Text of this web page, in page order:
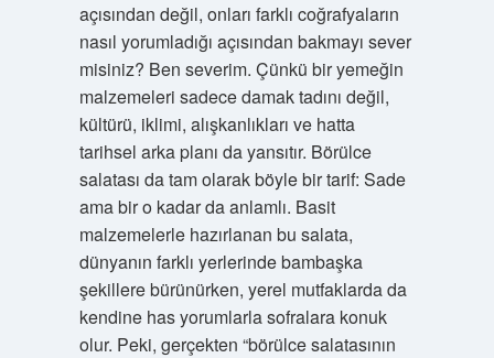
açısından değil, onları farklı coğrafyaların
nasıl yorumladığı açısından bakmayı sever
misiniz? Ben severim. Çünkü bir yemeğin
malzemeleri sadece damak tadını değil,
kültürü, iklimi, alışkanlıkları ve hatta
tarihsel arka planı da yansıtır. Börülce
salatası da tam olarak böyle bir tarif: Sade
ama bir o kadar da anlamlı. Basit
malzemelerle hazırlanan bu salata,
dünyanın farklı yerlerinde bambaşka
şekillere bürünürken, yerel mutfaklarda da
kendine has yorumlarla sofralara konuk
olur. Peki, gerçekten “börülce salatasının